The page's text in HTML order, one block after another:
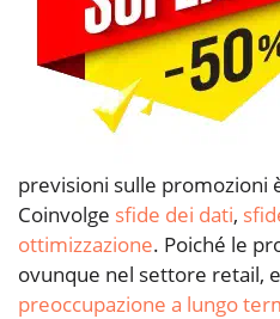
previsioni sulle promozioni
Coinvolge sfide dei dati,
ottimizzazione. Poiché le
ovunque nel settore retail,
preoccupazione a lungo